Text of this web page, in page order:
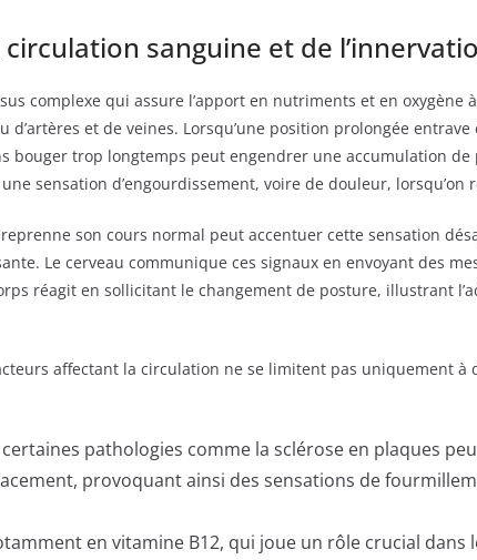
sanguine et de
complexe qui assure l’apport en nutriments et en
d’artères et de veines. Lorsqu’une position prolongée
bouger trop longtemps peut engendrer une accumulation
sensation d’engourdissement, voire de douleur, lorsqu’on
son cours normal peut accentuer cette sensation
Le cerveau communique ces signaux en envoyant des
réagit en sollicitant le changement de posture, illustrant
affectant la circulation ne se limitent pas uniquement à
pathologies comme la sclérose en plaques
provoquant ainsi des sensations de
en vitamine B12, qui joue un rôle crucial